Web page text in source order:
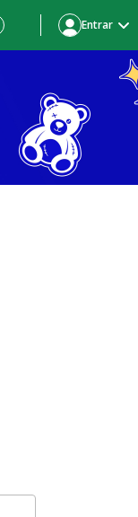
Entrar